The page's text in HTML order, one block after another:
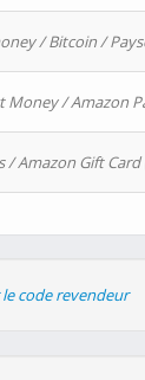
/ Bitcoin /
Money / Amazon
Amazon Gift Card
code revendeur